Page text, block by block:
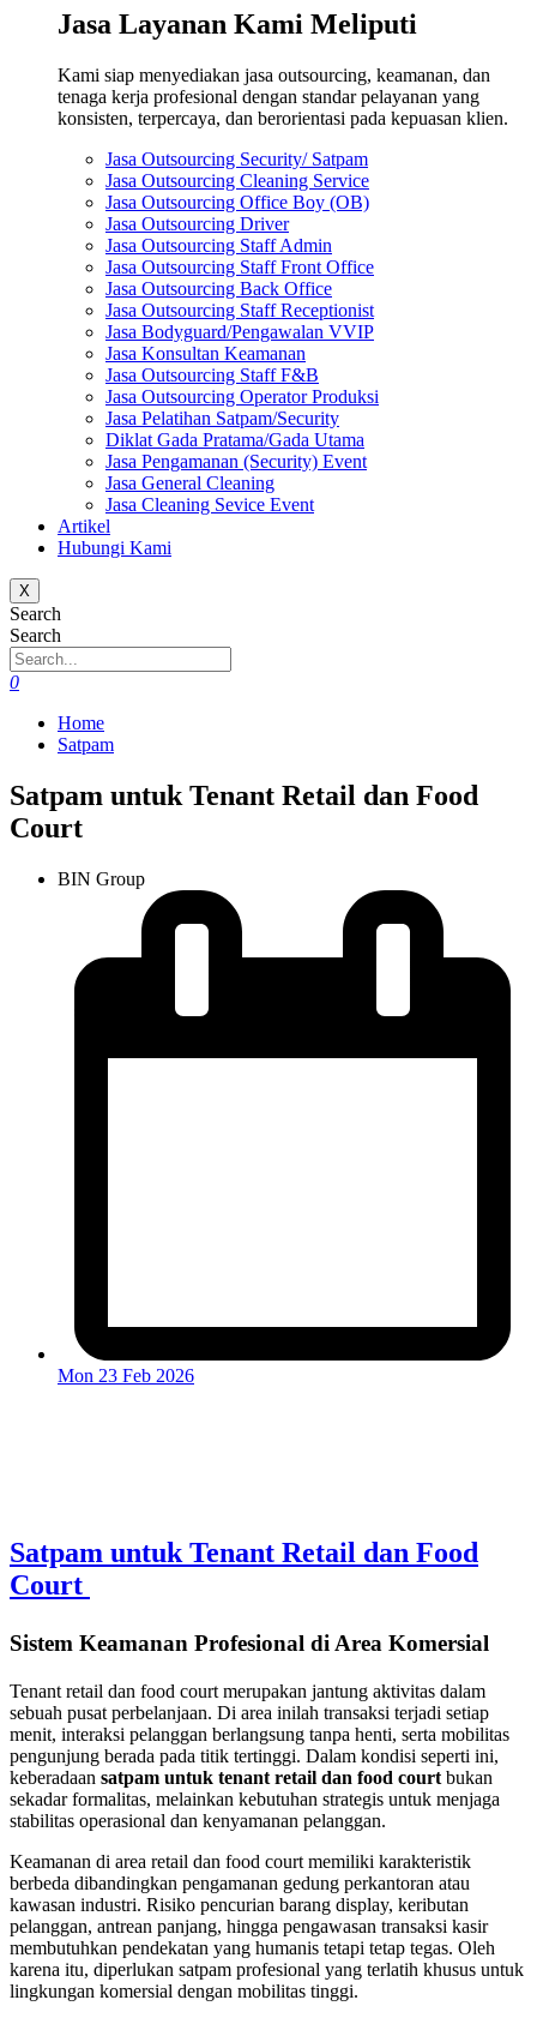
Jasa Layanan Kami Meliputi
Kami siap menyediakan jasa outsourcing, keamanan, dan
tenaga kerja profesional dengan standar pelayanan yang
konsisten, terpercaya, dan berorientasi pada kepuasan klien.
Jasa Outsourcing Security/ Satpam
Jasa Outsourcing Cleaning Service
Jasa Outsourcing Office Boy (OB)
Jasa Outsourcing Driver
Jasa Outsourcing Staff Admin
Jasa Outsourcing Staff Front Office
Jasa Outsourcing Back Office
Jasa Outsourcing Staff Receptionist
Jasa Bodyguard/Pengawalan VVIP
Jasa Konsultan Keamanan
Jasa Outsourcing Staff F&B
Jasa Outsourcing Operator Produksi
Jasa Pelatihan Satpam/Security
Diklat Gada Pratama/Gada Utama
Jasa Pengamanan (Security) Event
Jasa General Cleaning
Jasa Cleaning Sevice Event
Artikel
Hubungi Kami
X
Search
Search
0
Home
Satpam
Satpam untuk Tenant Retail dan Food
Court
BIN Group
Mon 23 Feb 2026
Satpam untuk Tenant Retail dan Food
Court
Sistem Keamanan Profesional di Area Komersial
Tenant retail dan food court merupakan jantung aktivitas dalam
sebuah pusat perbelanjaan. Di area inilah transaksi terjadi setiap
menit, interaksi pelanggan berlangsung tanpa henti, serta mobilitas
pengunjung berada pada titik tertinggi. Dalam kondisi seperti ini,
keberadaan satpam untuk tenant retail dan food courtbukan
sekadar formalitas, melainkan kebutuhan strategis untuk menjaga
stabilitas operasional dan kenyamanan pelanggan.
Keamanan di area retail dan food court memiliki karakteristik
berbeda dibandingkan pengamanan gedung perkantoran atau
kawasan industri. Risiko pencurian barang display, keributan
pelanggan, antrean panjang, hingga pengawasan transaksi kasir
membutuhkan pendekatan yang humanis tetapi tetap tegas. Oleh
karena itu, diperlukan satpam profesional yang terlatih khusus untuk
lingkungan komersial dengan mobilitas tinggi.